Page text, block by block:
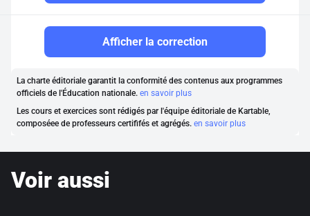
Afficher la correction
La charte éditoriale garantit la conformité des contenus aux programmes
officiels de l'Éducation nationale. en savoir plus
Les cours et exercices sont rédigés par l'équipe éditoriale de Kartable,
composéee de professeurs certififés et agrégés. en savoir plus
Voir aussi